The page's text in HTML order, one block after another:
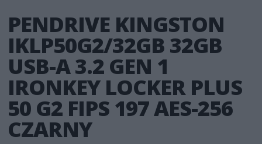
PENDRIVE KINGSTON
IKLP50G2/32GB 32GB
USB-A 3.2 GEN 1
IRONKEY LOCKER PLUS
50 G2 FIPS 197 AES-256
CZARNY